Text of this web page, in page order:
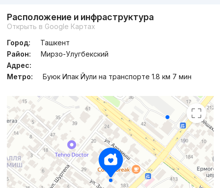
Расположение и инфраструктура
Открыть в Google Картах
Город:
Ташкент
Район:
Мирзо-Улугбекский
Адрес:
Метро:
Буюк Ипак Йули на транспорте 1.8 км 7 мин